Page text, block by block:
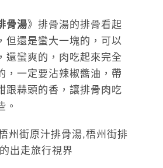
骨湯》排骨湯的排骨看起
但還是蠻大一塊的，可以
還蠻爽的，肉吃起來完全
，一定要沾辣椒醬油，帶
跟蒜頭的香，讓排骨肉吃
。